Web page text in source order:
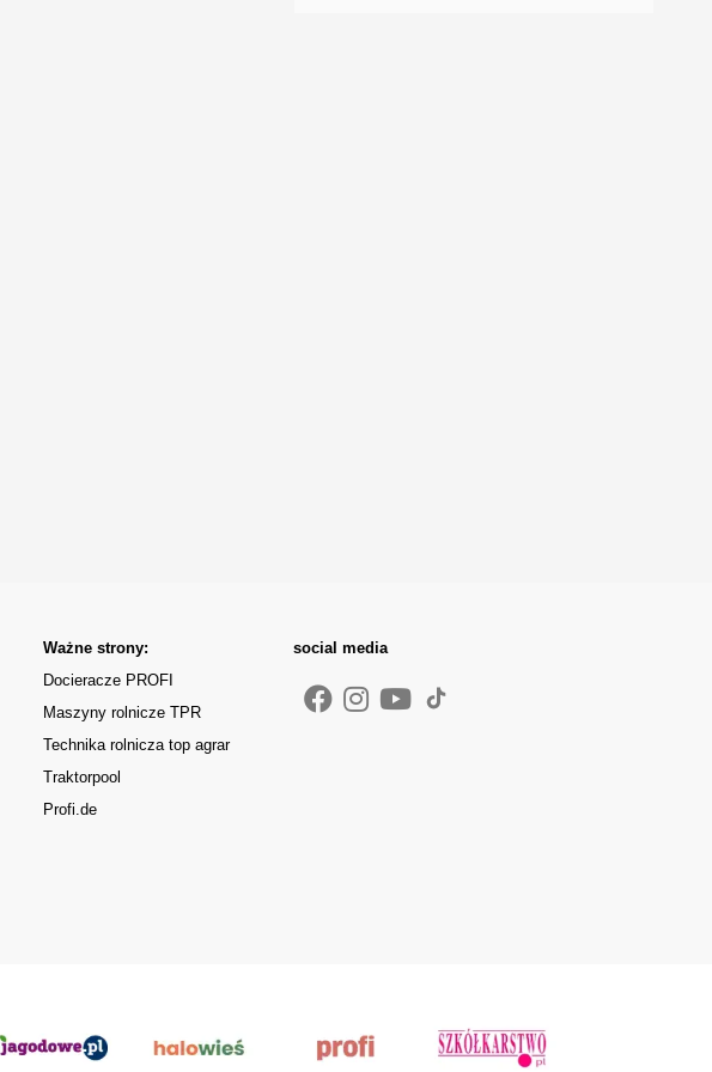
Ważne strony:
Docieracze PROFI
Maszyny rolnicze TPR
Technika rolnicza top agrar
Traktorpool
Profi.de
social media